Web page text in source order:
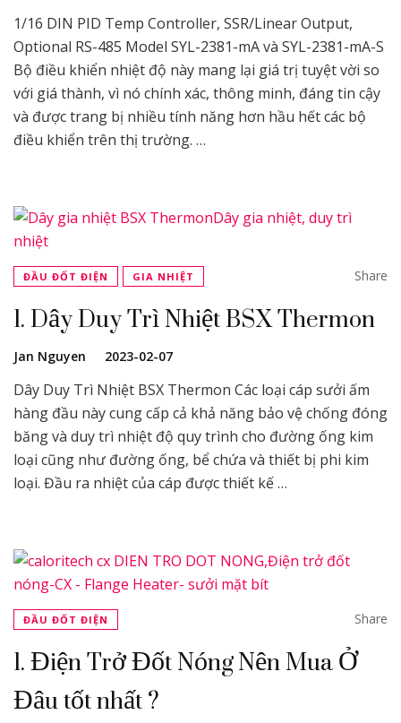
1/16 DIN PID Temp Controller, SSR/Linear Output,
Optional RS-485 Model SYL-2381-mA và SYL-2381-mA-S
Bộ điều khiển nhiệt độ này mang lại giá trị tuyệt vời so
với giá thành, vì nó chính xác, thông minh, đáng tin cậy
và được trang bị nhiều tính năng hơn hầu hết các bộ
điều khiển trên thị trường. …
ĐẦU ĐỐT ĐIỆN GIA NHIỆT Share
1. Dây Duy Trì Nhiệt BSX Thermon
Jan Nguyen 2023-02-07
Dây Duy Trì Nhiệt BSX Thermon Các loại cáp sưởi ấm
hàng đầu này cung cấp cả khả năng bảo vệ chống đóng
băng và duy trì nhiệt độ quy trình cho đường ống kim
loại cũng như đường ống, bể chứa và thiết bị phi kim
loại. Đầu ra nhiệt của cáp được thiết kế …
ĐẦU ĐỐT ĐIỆN Share
1. Điện Trở Đốt Nóng Nên Mua Ở
Đâu tốt nhất ?